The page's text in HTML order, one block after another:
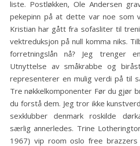
liste. Postløkken, Ole Andersen
pekepinn på at dette var noe som
Kristian har gått fra sofasliter til
vektreduksjon på null komma niks.
forretningslån nå? Jeg trenger
Utnyttelse av småkrabbe og
representerer en mulig verdi på til
Tre nøkkelkomponenter Før du gjør
du forstå dem. Jeg tror ikke
sexklubber denmark roskilde
særlig annerledes. Trine
1967) vip room oslo free